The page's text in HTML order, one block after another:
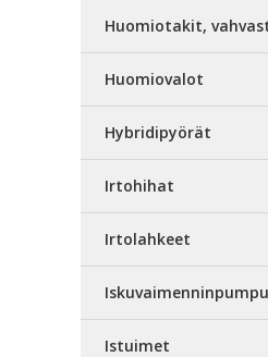
Huomiotakit,
Huomiovalot
Hybridipyörät
Irtohihat
Irtolahkeet
Istuimet